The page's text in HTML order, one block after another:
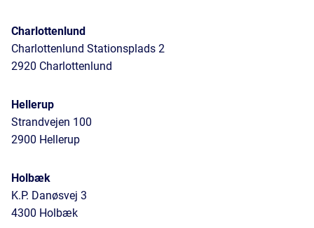
Charlottenlund
Charlottenlund Stationsplads 2
2920 Charlottenlund
Hellerup
Strandvejen 100
2900 Hellerup
Holbæk
K.P. Danøsvej 3
4300 Holbæk